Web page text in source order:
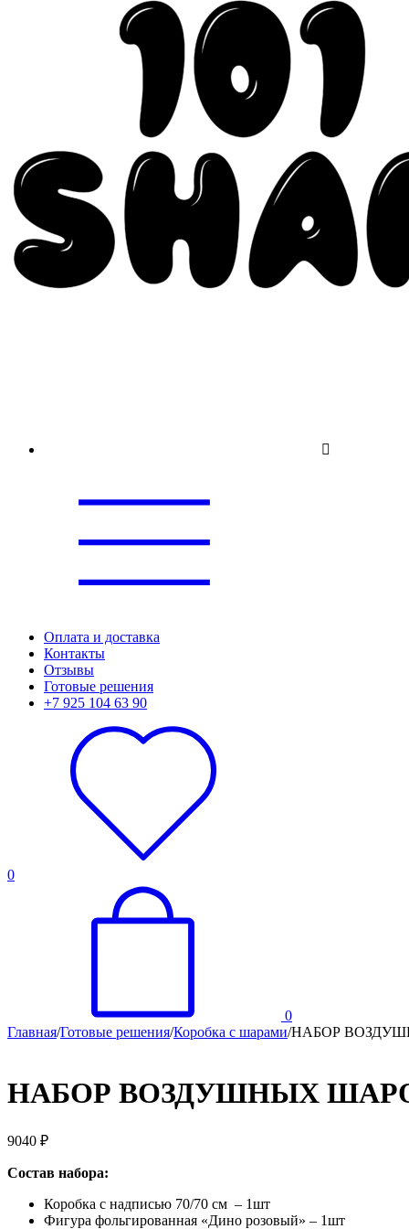
Оплата и доставка
Контакты
Отзывы
Готовые решения
+7 925 104 63 90
0
0
Главная/Готовые решения/Коробка с шарами/НАБОР
НАБОР ВОЗДУШНЫХ
9040 ₽
Состав набора:
Коробка с надписью 70/70 см – 1шт
Фигура фольгированная «Дино розовый» – 1шт